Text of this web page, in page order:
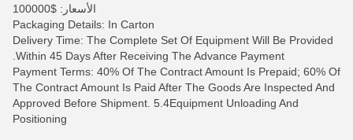
الأسعار: $100000
Packaging Details: In Carton
Delivery Time: The Complete Set Of Equipment Will Be Provided
Within 45 Days After Receiving The Advance Payment.
Payment Terms: 40% Of The Contract Amount Is Prepaid; 60% Of
The Contract Amount Is Paid After The Goods Are Inspected And
Approved Before Shipment. 5.4Equipment Unloading And
Positioning